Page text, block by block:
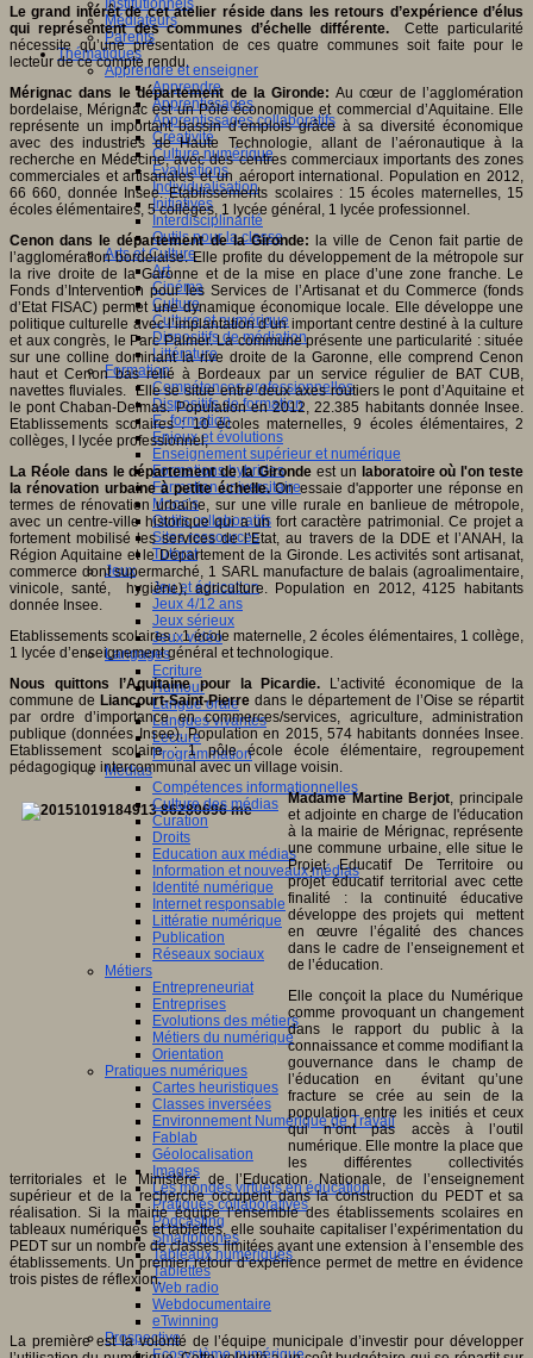
Institutionnels
Médiateurs
Parents
Thématiques
Apprendre et enseigner
Apprendre
Apprentissages
Apprentissages collaboratifs
Créativité
Culture numérique
Evaluations
Individualisation
Initiatives
Interdisciplinarité
Outils pour la classe
Arts et Culture
Art
Cinéma
Culture
Culture et numérique
Dispositifs de médiation
Littérature
Formation
Compétences professionnelles
Dispositifs de formation
E- formation
Enjeux et évolutions
Enseignement supérieur et numérique
Formations hybrides
Formation universitaire
Mooc’s
Outils collaboratifs
Sites ressources
Tutorat
Jeux
Jeu et éducation
Jeux 4/12 ans
Jeux sérieux
Jeux vidéo
Langages
Ecriture
Humour
Langue orale
Langues vivantes
Lecture
Programmation
Médias
Compétences informationnelles
Culture des médias
Curation
Droits
Education aux médias
Information et nouveaux médias
Identité numérique
Internet responsable
Littératie numérique
Publication
Réseaux sociaux
Métiers
Entrepreneuriat
Entreprises
Evolutions des métiers
Métiers du numérique
Orientation
Pratiques numériques
Cartes heuristiques
Classes inversées
Environnement Numérique de Travail
Fablab
Géolocalisation
Images
Les mondes virtuels en éducation
Pratiques collaboratives
Podcasting
Smartphones
Tableaux numériques
Tablettes
Web radio
Webdocumentaire
eTwinning
Prospective
Ecosystème numérique
Le grand intérêt de cet atelier réside dans les retours d’expérience d’élus
qui représentent des communes d’échelle différente.Cette particularité
nécessite qu’une présentation de ces quatre communes soit faite pour le
lecteur de ce compte rendu.
Mérignac dans le département de la Gironde: Au cœur de l’agglomération
bordelaise, Mérignac est un Pôle économique et commercial d’Aquitaine. Elle
représente un important bassin d’emplois grâce à sa diversité économique
avec des industries de Haute Technologie, allant de l’aéronautique à la
recherche en Médecine, avec des centres commerciaux importants des zones
commerciales et artisanales et un aéroport international. Population en 2012,
66 660, donnée Insee. Etablissements scolaires : 15 écoles maternelles, 15
écoles élémentaires, 5 collèges, 1 lycée général, 1 lycée professionnel.
Cenon dans le département de la Gironde: la ville de Cenon fait partie de
l’agglomération bordelaise. Elle profite du développement de la métropole sur
la rive droite de la Garonne et de la mise en place d’une zone franche. Le
Fonds d’Intervention pour les Services de l’Artisanat et du Commerce (fonds
d’Etat FISAC) permet une dynamique économique locale. Elle développe une
politique culturelle avec l’implantation d’un important centre destiné à la culture
et aux congrès, le Parc Palmer. La commune présente une particularité : située
sur une colline dominant la rive droite de la Garonne, elle comprend Cenon
haut et Cenon bas relié à Bordeaux par un service régulier de BAT CUB,
navettes fluviales. Elle se situe entre deux axes routiers le pont d’Aquitaine et
le pont Chaban-Delmas. Population en 2012, 22.385 habitants donnée Insee.
Etablissements scolaires : 10 écoles maternelles, 9 écoles élémentaires, 2
collèges, I lycée professionnel,
La Réole dans le département de la Girondeest un laboratoire où l'on teste
la rénovation urbaine à petite échelle. On essaie d'apporter une réponse en
termes de rénovation urbaine, sur une ville rurale en banlieue de métropole,
avec un centre-ville historique qui a un fort caractère patrimonial. Ce projet a
fortement mobilisé les services de l’Etat, au travers de la DDE et l’ANAH, la
Région Aquitaine et le Département de la Gironde. Les activités sont artisanat,
commerce dont supermarché, 1 SARL manufacture de balais (agroalimentaire,
vinicole, santé, hygiène), agriculture. Population en 2012, 4125 habitants
donnée Insee.
Etablissements scolaires : 1 école maternelle, 2 écoles élémentaires, 1 collège,
1 lycée d’enseignement général et technologique.
Nous quittons l’Aquitaine pour la Picardie. L’activité économique de la
commune de Liancourt-Saint-Pierre dans le département de l’Oise se répartit
par ordre d’importance en commerces/services, agriculture, administration
publique (données Insee). Population en 2015, 574 habitants données Insee.
Etablissement scolaire : 1 pôle école école élémentaire, regroupement
pédagogique intercommunal avec un village voisin.
Madame Martine Berjot, principale
et adjointe en charge de l'éducation
à la mairie de Mérignac, représente
une commune urbaine, elle situe le
Projet Educatif De Territoire ou
projet éducatif territorial avec cette
finalité : la continuité éducative
développe des projets qui mettent
en œuvre l’égalité des chances
dans le cadre de l’enseignement et
de l’éducation.
Elle conçoit la place du Numérique
comme provoquant un changement
dans le rapport du public à la
connaissance et comme modifiant la
gouvernance dans le champ de
l’éducation en évitant qu’une
fracture se crée au sein de la
population entre les initiés et ceux
qui n’ont pas accès à l’outil
numérique. Elle montre la place que
les différentes collectivités
territoriales et le Ministère de l’Education Nationale, de l’enseignement
supérieur et de la recherche occupent dans la construction du PEDT et sa
réalisation. Si la mairie équipe l’ensemble des établissements scolaires en
tableaux numériques et tablettes, elle souhaite capitaliser l’expérimentation du
PEDT sur un nombre de classes limitées avant une extension à l’ensemble des
établissements. Un premier retour d’expérience permet de mettre en évidence
trois pistes de réflexion.
La première est la volonté de l’équipe municipale d’investir pour développer